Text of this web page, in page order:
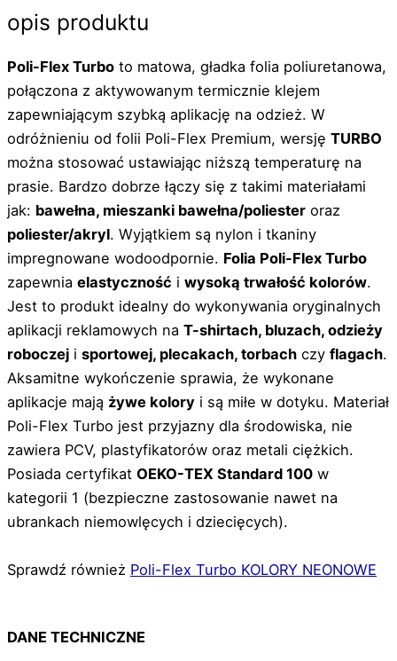
opis produktu
Poli-Flex Turbo to matowa, gładka folia poliuretanowa,
połączona z aktywowanym termicznie klejem
zapewniającym szybką aplikację na odzież. W
odróżnieniu od folii Poli-Flex Premium, wersję TURBO
można stosować ustawiając niższą temperaturę na
prasie. Bardzo dobrze łączy się z takimi materiałami
jak: bawełna, mieszanki bawełna/poliester oraz
poliester/akryl. Wyjątkiem są nylon i tkaniny
impregnowane wodoodpornie. Folia Poli-Flex Turbo
zapewnia elastyczność i wysoką trwałość kolorów.
Jest to produkt idealny do wykonywania oryginalnych
aplikacji reklamowych na T-shirtach, bluzach, odzieży
roboczej i sportowej, plecakach, torbach czy flagach.
Aksamitne wykończenie sprawia, że wykonane
aplikacje mają żywe kolory i są miłe w dotyku. Materiał
Poli-Flex Turbo jest przyjazny dla środowiska, nie
zawiera PCV, plastyfikatorów oraz metali ciężkich.
Posiada certyfikat OEKO-TEX Standard 100 w
kategorii 1 (bezpieczne zastosowanie nawet na
ubrankach niemowlęcych i dziecięcych).
Sprawdź również Poli-Flex Turbo KOLORY NEONOWE
DANE TECHNICZNE